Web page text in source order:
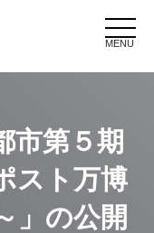
MENU
市第５期
スト万博
」の公開